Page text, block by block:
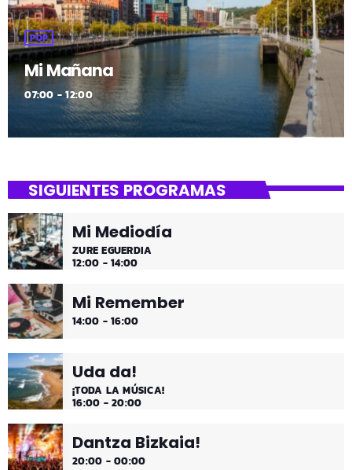
POP
Mi Mañana
07:00 - 12:00
SIGUIENTES PROGRAMAS
Mi Mediodía
ZURE EGUERDIA
12:00 - 14:00
Mi Remember
14:00 - 16:00
Uda da!
¡TODA LA MÚSICA!
16:00 - 20:00
Dantza Bizkaia!
20:00 - 00:00